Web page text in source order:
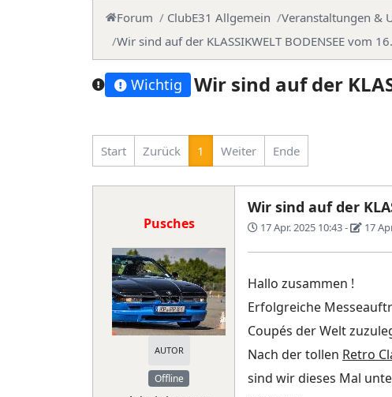
Forum ClubE31 Allgemein Veranstaltungen &
Wir sind auf der KLASSIKWELT BODENSEE vom
Wichtig Wir sind auf der
Start Zurück 1 Weiter Ende
Pusches
AUTOR
Offline
Wir sind auf der
17 Apr. 2025 10:43- 17
Hallo zusammen !
Erfolgreiche
Coupés der Welt
Nach der tollen Retro
sind wir dieses Mal